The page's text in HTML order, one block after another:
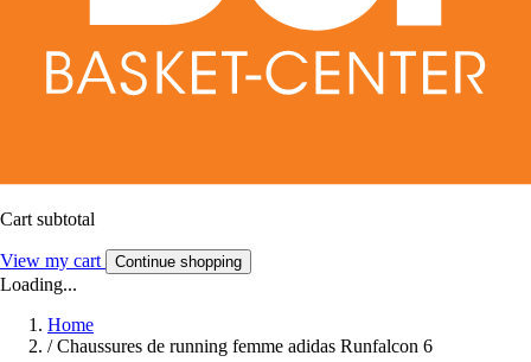
Cart subtotal
View my cart Continue shopping
Loading...
Home
/ Chaussures de running femme adidas Runfalcon 6